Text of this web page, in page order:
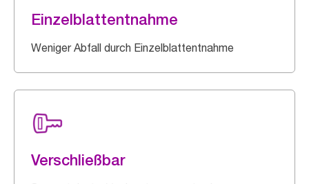
Einzelblattentnahme
Weniger Abfall durch Einzelblattentnahme
Verschließbar